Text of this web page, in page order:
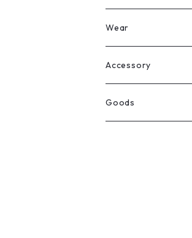
Legit Eyewear
Select
ボストン
ウェリントン
スクエア
Wear
All
Tee
Accessory
Ring
Goods